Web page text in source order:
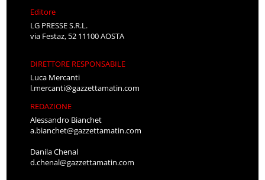
Editore
LG PRESSE S.R.L.
via Festaz, 52 11100 AOSTA
DIRETTORE RESPONSABILE
Luca Mercanti
l.mercanti@gazzettamatin.com
REDAZIONE
Alessandro Bianchet
a.bianchet@gazzettamatin.com
Danila Chenal
d.chenal@gazzettamatin.com